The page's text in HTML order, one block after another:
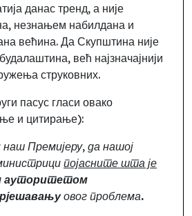
данас тренд, а није
незнањем набилдана и
већина. Да Скупштина није
већ најзначајнији
струковних.
пасус гласи овако
и цитирање):
Премијеру, да нашој
појасните шта је
ауторитетом
овог проблема.